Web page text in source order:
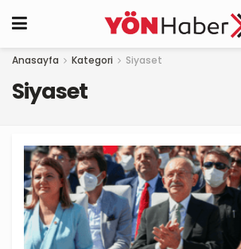
Anasayfa Kategori Siyaset
Siyaset